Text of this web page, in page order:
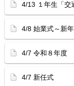
4/13 １年生「交
4/8 始業式～新
4/7 令和８年度
4/7 新任式